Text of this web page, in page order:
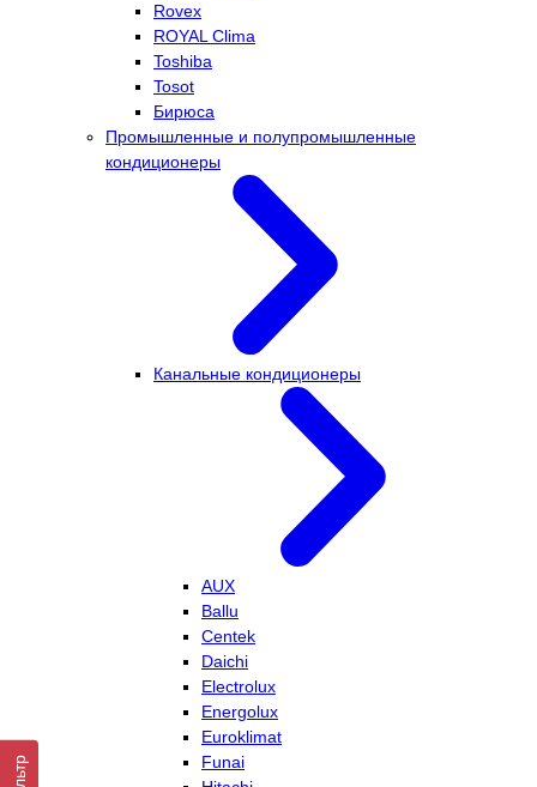
Rovex
ROYAL Clima
Toshiba
Tosot
Бирюса
Промышленные и полупромышленные
кондиционеры
Канальные кондиционеры
AUX
Ballu
Centek
Daichi
Electrolux
Energolux
Euroklimat
Funai